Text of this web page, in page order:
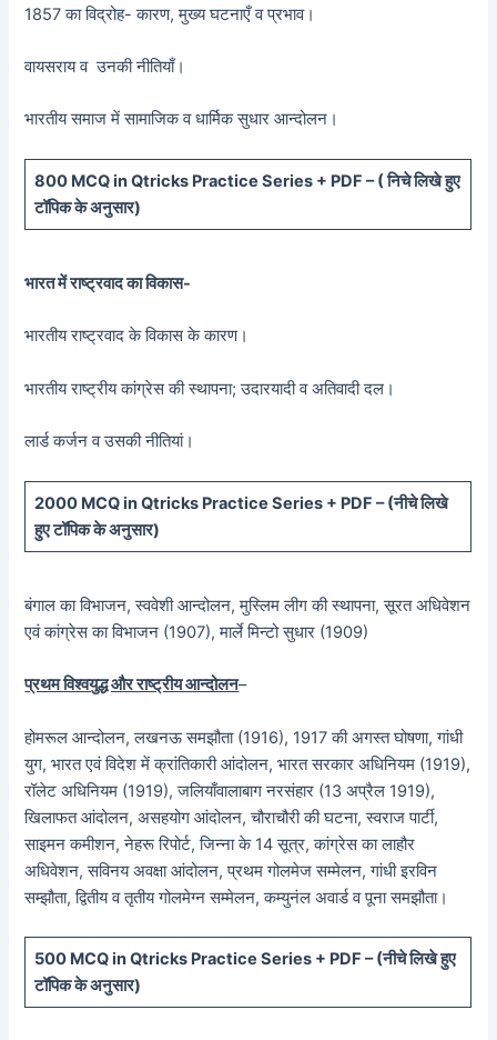
1857 का विद्रोह- कारण, मुख्य घटनाएँ व प्रभाव।
वायसराय व उनकी नीतियाँ।
भारतीय समाज में सामाजिक व धार्मिक सुधार आन्दोलन।
800 MCQ in Qtricks Practice Series + PDF – (निचे लिखे हुए
टॉपिक के अनुसार)
भारत में राष्ट्रवाद का विकास-
भारतीय राष्ट्रवाद के विकास के कारण।
भारतीय राष्ट्रीय कांग्रेस की स्थापना; उदारयादी व अतिवादी दल।
लार्ड कर्जन व उसकी नीतियां।
2000 MCQ in Qtricks Practice Series + PDF – (नीचेलिखे
हुए टॉपिक के अनुसार)
बंगाल का विभाजन, स्ववेशी आन्दोलन, मुस्लिम लीग की स्थापना, सूरत अधिवेशन
एवं कांग्रेस का विभाजन (1907), मार्ले मिन्टो सुधार (1909)
प्रथम विश्वयुद्ध और राष्ट्रीय आन्दोलन–
होमरूल आन्दोलन, लखनऊ समझौता (1916), 1917 की अगस्त घोषणा, गांधी
युग, भारत एवं विदेश में क्रांतिकारी आंदोलन, भारत सरकार अधिनियम (1919),
रॉलेट अधिनियम (1919), जलियाँवालाबाग नरसंहार (13 अप्रैल 1919),
खिलाफत आंदोलन, असहयोग आंदोलन, चौराचौरी की घटना, स्वराज पार्टी,
साइमन कमीशन, नेहरू रिपोर्ट, जिन्ना के 14 सूत्र, कांग्रेस का लाहौर
अधिवेशन, सविनय अवक्षा आंदोलन, प्रथम गोलमेज सम्मेलन, गांधी इरविन
सम्झौता, द्वितीय व तृतीय गोलमेग्न सम्मेलन, कम्युनंल अवार्ड व पूना समझौता।
500 MCQ in Qtricks Practice Series + PDF – (नीचेलिखे हुए
टॉपिक के अनुसार)